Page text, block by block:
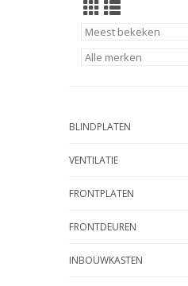
BLINDPLATEN
VENTILATIE
FRONTPLATEN
FRONTDEUREN
INBOUWKASTEN